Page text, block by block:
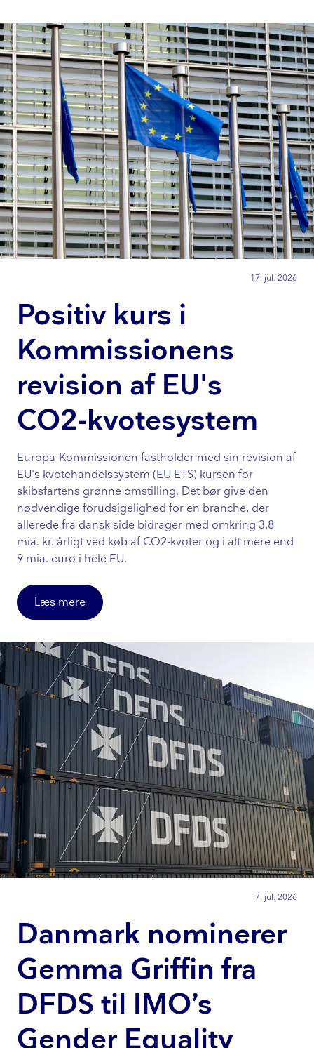
17. jul. 2026
Positiv kurs i
Kommissionens
revision af EU's
CO2-kvotesystem
Europa-Kommissionen fastholder med sin revision af
EU's kvo­te­han­dels­sy­stem (EU ETS) kursen for
skibsfartens grønne omstilling. Det bør give den
nødvendige for­ud­si­ge­lig­hed for en branche, der
allerede fra dansk side bidrager med omkring 3,8
mia. kr. årligt ved køb af CO2-kvoter og i alt mere end
9 mia. euro i hele EU.
Læs mere
7. jul. 2026
Danmark nominerer
Gemma Griffin fra
DFDS til IMO’s
Gender Equality